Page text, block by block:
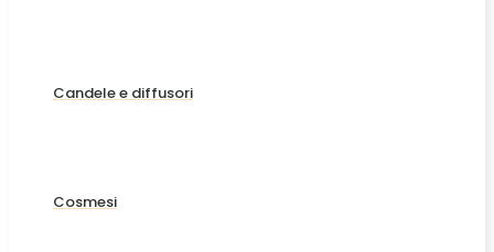
Candele e diffusori
Cosmesi